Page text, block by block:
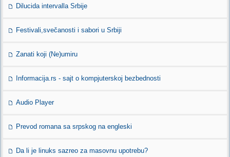
Dilucida intervalla Srbije
Festivali,svečanosti i sabori u Srbiji
Zanati koji (Ne)umiru
Informacija.rs - sajt o kompjuterskoj bezbednosti
Audio Player
Prevod romana sa srpskog na engleski
Da li je linuks sazreo za masovnu upotrebu?